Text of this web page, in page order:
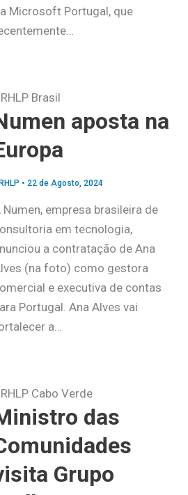
Microsoft Portugal, que
Brasil
aposta na
• 22 de Agosto, 2024
Numen, empresa brasileira de
em tecnologia,
a contratação de Ana
(na foto) como gestora
e executiva de contas
Portugal. Ana Alves vai
a…
Cabo Verde
das
Grupo